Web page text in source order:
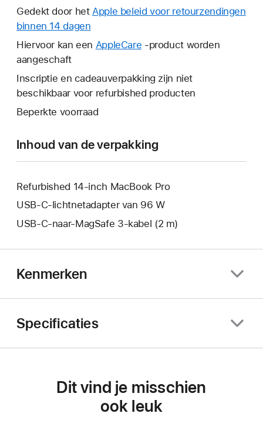
wordt
er
nieuw
venster
geopend.
Gedekt door hetApple beleid voor retourzendingen
binnen 14 dagen
wordt
nieuw
venster
geopend.
Hiervoor kan een AppleCare Hierdoor
er
een
-product worden
aangeschaft
Inscriptie en cadeauverpakking zijn niet
beschikbaar voor refurbished producten
Beperkte voorraad
Inhoud van de verpakking
Refurbished 14-inch MacBook Pro
USB‑C‑lichtnetadapter van 96 W
USB‑C-naar-MagSafe 3-kabel (2 m)
Kenmerken
Specificaties
Dit vind je misschien
ook leuk